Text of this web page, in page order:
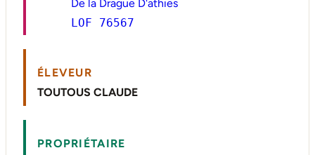
De la Drague D'athies
LOF 76567
ÉLEVEUR
TOUTOUS CLAUDE
PROPRIÉTAIRE